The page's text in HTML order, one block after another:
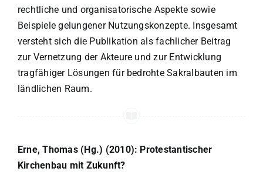
rechtliche und organisatorische Aspekte sowie
Beispiele gelungener Nutzungskonzepte. Insgesamt
versteht sich die Publikation als fachlicher Beitrag
zur Vernetzung der Akteure und zur Entwicklung
tragfähiger Lösungen für bedrohte Sakralbauten im
ländlichen Raum.
Erne, Thomas (Hg.) (2010): Protestantischer
Kirchenbau mit Zukunft?